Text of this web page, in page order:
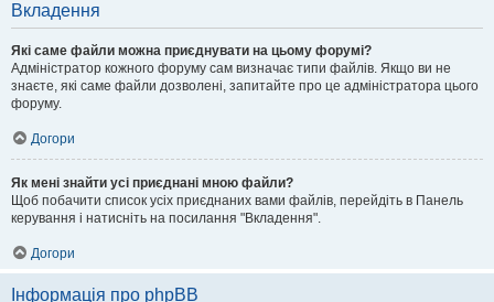
Вкладення
Які саме файли можна приєднувати на цьому форумі?
Адміністратор кожного форуму сам визначає типи файлів. Якщо ви не
знаєте, які саме файли дозволені, запитайте про це адміністратора цього
форуму.
Догори
Як мені знайти усі приєднані мною файли?
Щоб побачити список усіх приєднаних вами файлів, перейдіть в Панель
керування і натисніть на посилання "Вкладення".
Догори
Інформація про phpBB